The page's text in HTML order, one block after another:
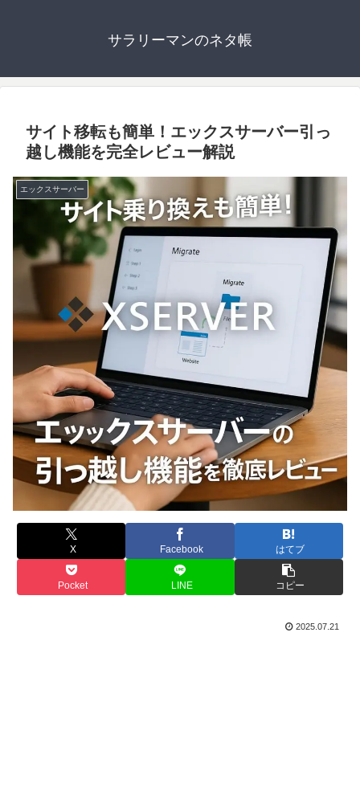
サラリーマンのネタ帳
サイト移転も簡単！エックスサーバー引っ
越し機能を完全レビュー解説
エックスサーバー
X Facebook はてブ
Pocket LINE コピー
2025.07.21